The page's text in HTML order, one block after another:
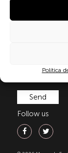
Política
data in
personal data
and of the
of Personal
(LOPDGDD).
Follow us